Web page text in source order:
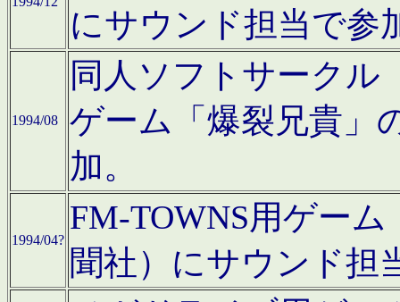
にサウンド担当で参
1994/08
同人ソフトサークル
ゲーム「爆裂兄貴」
加。
1994/04?
FM-TOWNS用ゲー
聞社）にサウンド担